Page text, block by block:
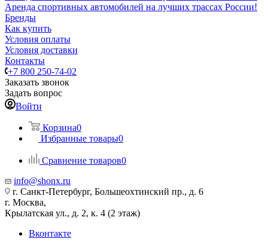
Аренда спортивных автомобилей на лучших трассах России!
Бренды
Как купить
Условия оплаты
Условия доставки
Контакты
+7 800 250-74-02
Заказать звонок
Задать вопрос
Войти
Корзина0
Избранные товары0
Сравнение товаров0
info@shonx.ru
г. Санкт-Петербург, Большеохтинский пр., д. 6
г. Москва,
Крылатская ул., д. 2, к. 4 (2 этаж)
Вконтакте